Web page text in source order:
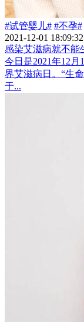
#试管婴儿# #不孕#
2021-12-01 18:09:32
感染艾滋病就不能
今日是2021年12
界艾滋病日。“生
于...